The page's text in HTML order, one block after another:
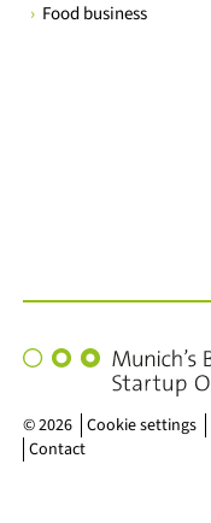
Food business
Munich's
Startup
Office
© 2026 Cookie settings
Contact